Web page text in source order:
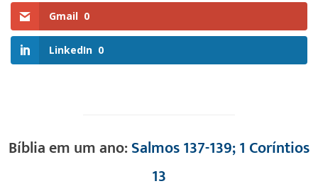
Gmail 0
LinkedIn 0
Bíblia em um ano:Salmos 137-139; 1 Coríntios
13